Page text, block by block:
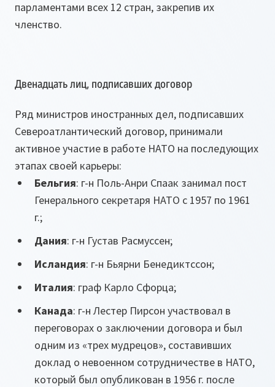
парламентами всех 12 стран, закрепив их
членство.
Двенадцать лиц, подписавших договор
Ряд министров иностранных дел, подписавших
Североатлантический договор, принимали
активное участие в работе НАТО на последующих
этапах своей карьеры:
Бельгия: г-н Поль-Анри Спаак занимал пост
Генерального секретаря НАТО с 1957 по 1961
г.;
Дания: г-н Густав Расмуссен;
Исландия: г-н Бьярни Бенедиктссон;
Италия: граф Карло Сфорца;
Канада: г-н Лестер Пирсон участвовал в
переговорах о заключении договора и был
одним из «трех мудрецов», составивших
доклад о невоенном сотрудничестве в НАТО,
который был опубликован в 1956 г. после